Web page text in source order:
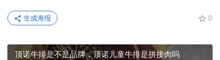
0
生成海报
顶诺牛排是不是品牌，顶诺儿童牛排是拼接肉吗